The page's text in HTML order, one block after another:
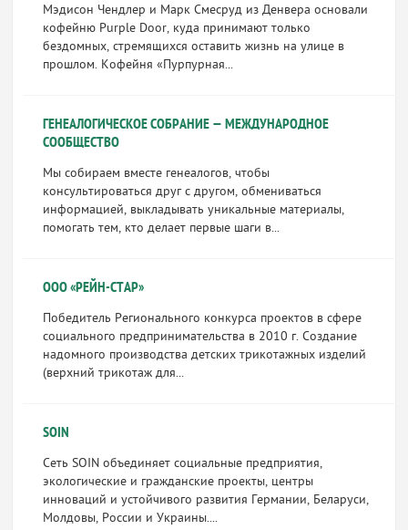
Мэдисон Чендлер и Марк Смесруд из Денвера основали
кофейню Purple Door, куда принимают только
бездомных, стремящихся оставить жизнь на улице в
прошлом. Кофейня «Пурпурная...
ГЕНЕАЛОГИЧЕСКОЕ СОБРАНИЕ — МЕЖДУНАРОДНОЕ
СООБЩЕСТВО
Мы собираем вместе генеалогов, чтобы
консультироваться друг с другом, обмениваться
информацией, выкладывать уникальные материалы,
помогать тем, кто делает первые шаги в...
ООО «РЕЙН-СТАР»
Победитель Регионального конкурса проектов в сфере
социального предпринимательства в 2010 г. Создание
надомного производства детских трикотажных изделий
(верхний трикотаж для...
SOIN
Сеть SOIN объединяет социальные предприятия,
экологические и гражданские проекты, центры
инноваций и устойчивого развития Германии, Беларуси,
Молдовы, России и Украины....